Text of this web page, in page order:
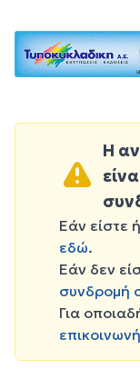
Η
Εάν είστε
εδώ.
Εάν δεν
συνδρομή
Για